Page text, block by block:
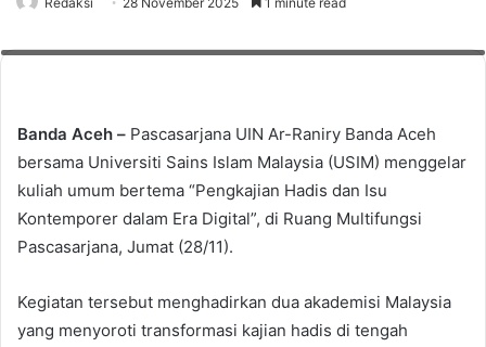
Banda Aceh – Pascasarjana UIN Ar-Raniry Banda Aceh
bersama Universiti Sains Islam Malaysia (USIM) menggelar
kuliah umum bertema “Pengkajian Hadis dan Isu
Kontemporer dalam Era Digital”, di Ruang Multifungsi
Pascasarjana, Jumat (28/11).
Kegiatan tersebut menghadirkan dua akademisi Malaysia
yang menyoroti transformasi kajian hadis di tengah